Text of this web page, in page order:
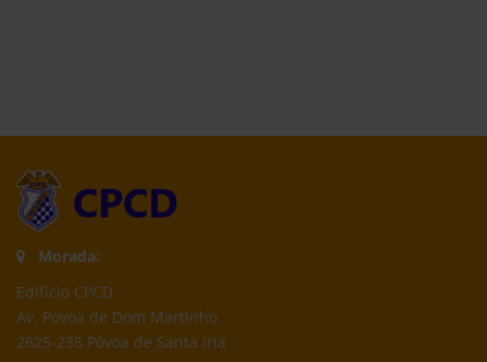
Morada:
Edifício CPCD
Av. Póvoa de Dom Martinho
2625-235 Póvoa de Santa Iria